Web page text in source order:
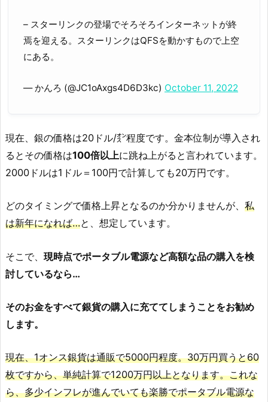
– スターリンクの登場でそろそろインターネットが終
焉を迎える。スターリンクはQFSを動かすもので上空
にある。
— かんろ (@JC1oAxgs4D6D3kc) October 11, 2022
現在、銀の価格は20ドル/㌉程度です。金本位制が導入され
るとその価格は100倍以上に跳ね上がると言われています。
2000ドルは1ドル＝100円で計算しても20万円です。
どのタイミングで価格上昇となるのか分かりませんが、 私
は新年になれば…と、想定しています。
そこで、 現時点でポータブル電源など高額な品の購入を検
討しているなら…
そのお金をすべて銀貨の購入に充ててしまうことをお勧め
します。
現在、1オンス銀貨は通販で5000円程度。30万円買うと60
枚ですから、単純計算で1200万円以上となります。これな
ら、多少インフレが進んでいても楽勝でポータブル電源な